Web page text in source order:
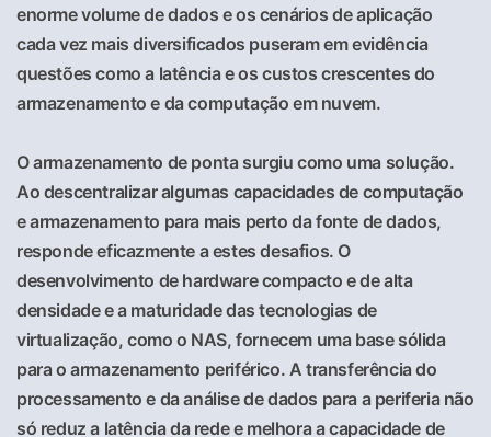
enorme volume de dados e os cenários de aplicação
cada vez mais diversificados puseram em evidência
questões como a latência e os custos crescentes do
armazenamento e da computação em nuvem.
O armazenamento de ponta surgiu como uma solução.
Ao descentralizar algumas capacidades de computação
e armazenamento para mais perto da fonte de dados,
responde eficazmente a estes desafios. O
desenvolvimento de hardware compacto e de alta
densidade e a maturidade das tecnologias de
virtualização, como o NAS, fornecem uma base sólida
para o armazenamento periférico. A transferência do
processamento e da análise de dados para a periferia não
só reduz a latência da rede e melhora a capacidade de